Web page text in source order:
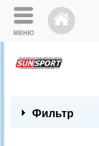
Фильтр